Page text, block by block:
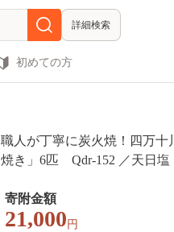
詳細検索
初めての方
職人が丁寧に炭火焼！四万十
焼き」6匹 Qdr-152 ／天日塩
お取り寄せ レンチン レンジで
寄附金額
21,000 円